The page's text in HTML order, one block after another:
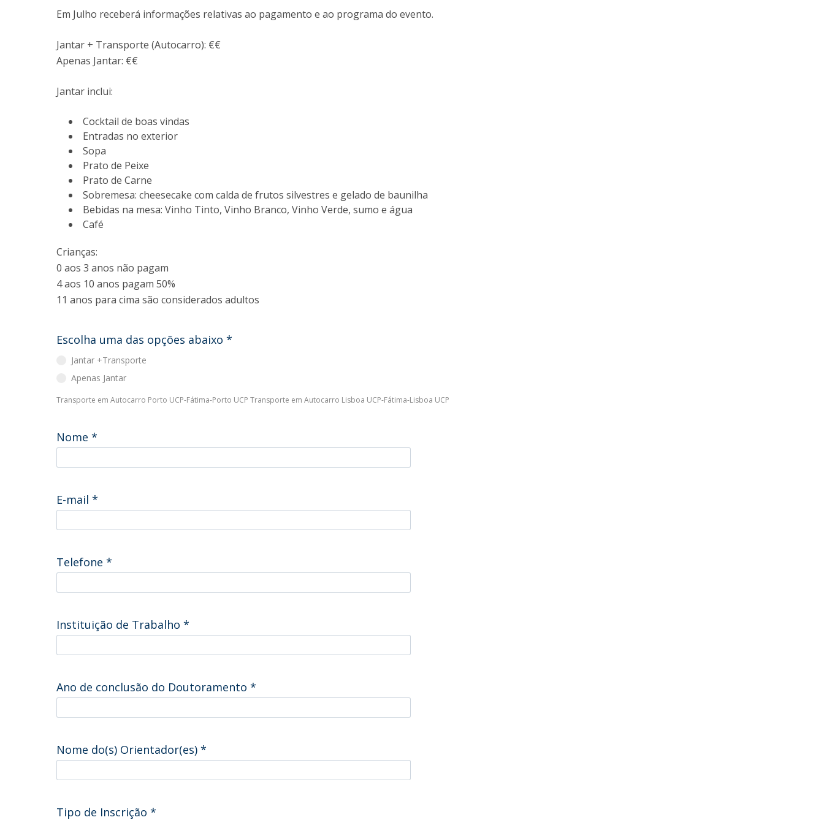
Em Julho receberá informações relativas ao pagamento e ao programa do evento.
Jantar + Transporte (Autocarro): €€
Apenas Jantar: €€
Jantar inclui:
Cocktail de boas vindas
Entradas no exterior
Sopa
Prato de Peixe
Prato de Carne
Sobremesa: cheesecake com calda de frutos silvestres e gelado de baunilha
Bebidas na mesa: Vinho Tinto, Vinho Branco, Vinho Verde, sumo e água
Café
Crianças:
0 aos 3 anos não pagam
4 aos 10 anos pagam 50%
11 anos para cima são considerados adultos
Escolha uma das opções abaixo *
Jantar +Transporte
Apenas Jantar
Transporte em Autocarro Porto UCP-Fátima-Porto UCP Transporte em Autocarro Lisboa UCP-Fátima-Lisboa UCP
Nome *
E-mail *
Telefone *
Instituição de Trabalho *
Ano de conclusão do Doutoramento *
Nome do(s) Orientador(es) *
Tipo de Inscrição *